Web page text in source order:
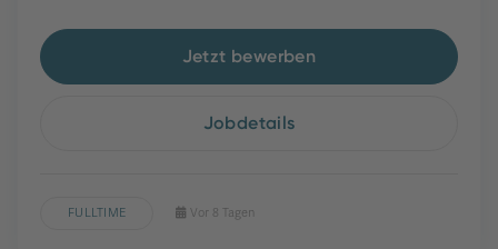
Jetzt bewerben
Jobdetails
FULLTIME Vor 8 Tagen